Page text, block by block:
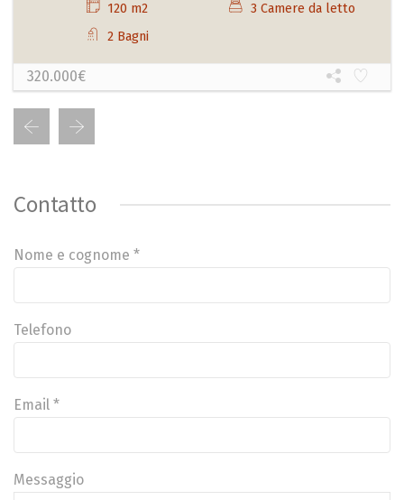
120 m2
3 Camere da letto
2 Bagni
320.000€
Contatto
Nome e cognome *
Telefono
Email *
Messaggio